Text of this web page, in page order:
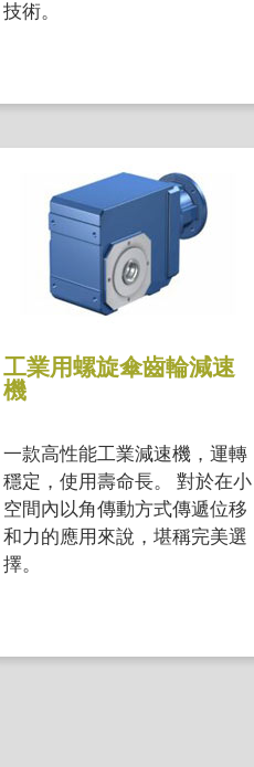
技術。
工業用螺旋傘齒輪減速
機
一款高性能工業減速機，運轉
穩定，使用壽命長。 對於在小
空間內以角傳動方式傳遞位移
和力的應用來說，堪稱完美選
擇。